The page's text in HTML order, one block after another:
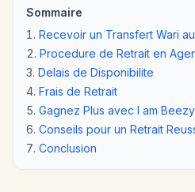
Sommaire
Recevoir un Transfert Wari
Procedure de Retrait en
Delais de Disponibilite
Frais de Retrait
Gagnez Plus avec I am Beezy
Conseils pour un Retrait
Conclusion